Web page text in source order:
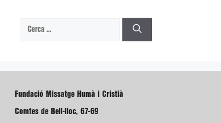
Cerca:
Fundació Missatge Humà i Cristià
Comtes de Bell-lloc, 67-69